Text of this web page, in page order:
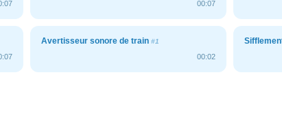
00:07
Avertisseur sonore de train #1
00:02